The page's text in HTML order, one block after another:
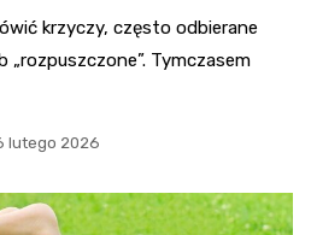
krzyczy, często odbierane
„rozpuszczone”. Tymczasem
lutego 2026